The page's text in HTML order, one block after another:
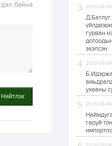
байна
Нийтлэх
2026-08-
гурван
эхэлсэн
2026-08-
ухааны
2026-08-
гаруй